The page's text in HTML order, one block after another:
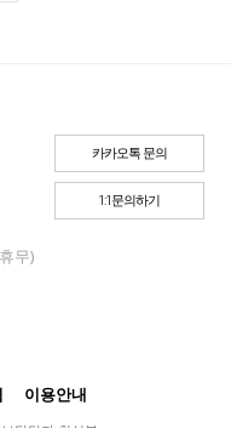
무)
카카오톡 문의
1:1문의하기
이용안내